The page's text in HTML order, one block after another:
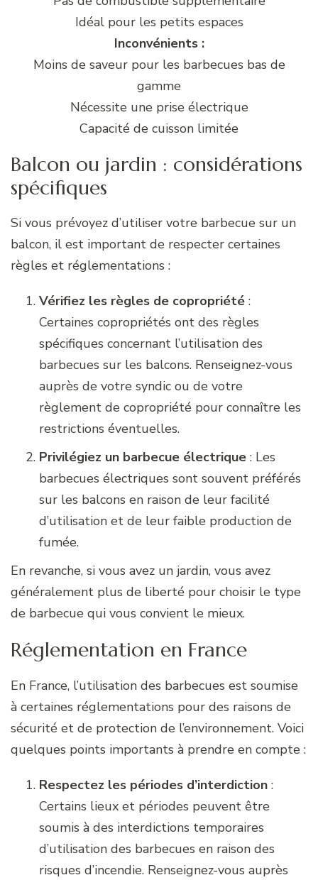
Idéal pour les petits espaces
Inconvénients :
Moins de saveur pour les barbecues bas de
gamme
Nécessite une prise électrique
Capacité de cuisson limitée
Balcon ou jardin : considérations
spécifiques
Si vous prévoyez d’utiliser votre barbecue sur un
balcon, il est important de respecter certaines
règles et réglementations :
Vérifiez les règles de copropriété :
Certaines copropriétés ont des règles
spécifiques concernant l’utilisation des
barbecues sur les balcons. Renseignez-vous
auprès de votre syndic ou de votre
règlement de copropriété pour connaître les
restrictions éventuelles.
Privilégiez un barbecue électrique : Les
barbecues électriques sont souvent préférés
sur les balcons en raison de leur facilité
d’utilisation et de leur faible production de
fumée.
En revanche, si vous avez un jardin, vous avez
généralement plus de liberté pour choisir le type
de barbecue qui vous convient le mieux.
Réglementation en France
En France, l’utilisation des barbecues est soumise
à certaines réglementations pour des raisons de
sécurité et de protection de l’environnement. Voici
quelques points importants à prendre en compte :
Respectez les périodes d’interdiction :
Certains lieux et périodes peuvent être
soumis à des interdictions temporaires
d’utilisation des barbecues en raison des
risques d’incendie. Renseignez-vous auprès